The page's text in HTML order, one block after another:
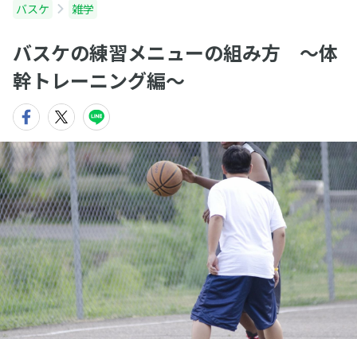
バスケ 雑学
バスケの練習メニューの組み方 〜体
幹トレーニング編〜